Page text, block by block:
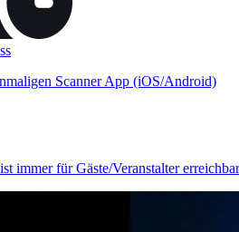
Scanner App (iOS/Android)
immer für Gäste/Veranstalter erreichbar